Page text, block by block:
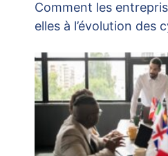
Comment les
elles à l’évolution des